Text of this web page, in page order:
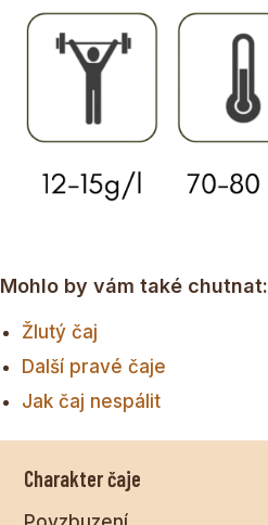
Mohlo by vám také chutnat:
Žlutý čaj
Další pravé čaje
Jak čaj nespálit
Charakter čaje